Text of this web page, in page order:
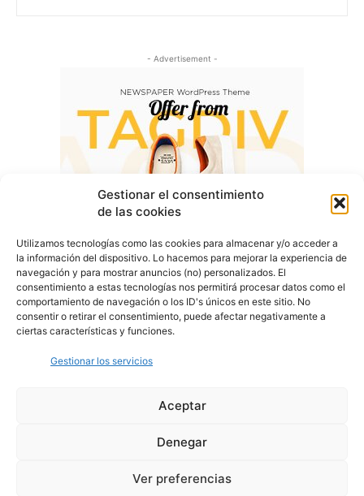
Gestionar el consentimiento
de las cookies
Utilizamos tecnologías como las cookies para almacenar y/o acceder a
la información del dispositivo. Lo hacemos para mejorar la experiencia de
navegación y para mostrar anuncios (no) personalizados. El
consentimiento a estas tecnologías nos permitirá procesar datos como el
comportamiento de navegación o los ID's únicos en este sitio. No
consentir o retirar el consentimiento, puede afectar negativamente a
ciertas características y funciones.
Gestionar los servicios
Aceptar
Denegar
Ver preferencias
- Advertisement -